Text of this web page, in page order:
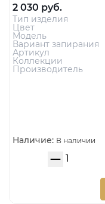
2 030 руб.
Тип изделия
Цвет
Модель
Вариант запирания
Артикул
Коллекции
Производитель
Наличие: В наличии